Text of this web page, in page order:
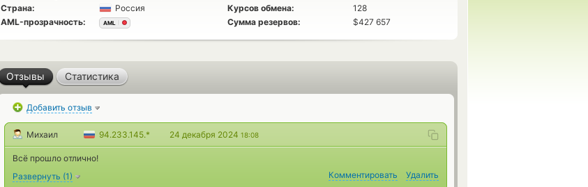
Страна:
Россия Курсов обмена:
128
AML-прозрачность:
AML Сумма резервов: $427 657
Отзывы Статистика
Добавить отзыв
Михаил 94.233.145.* 24 декабря 2024 18:08
Всё прошло отлично!
Развернуть (1) Комментировать Удалить